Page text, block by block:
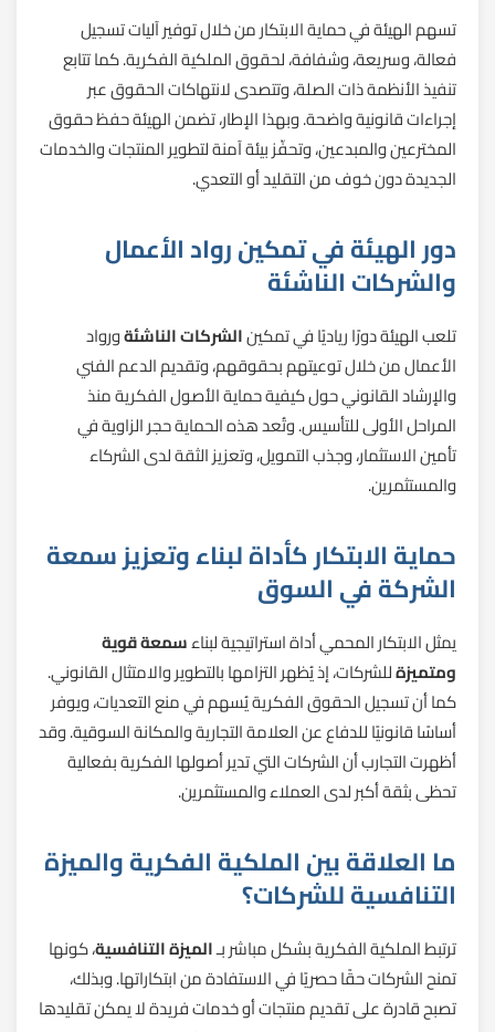
تسهم الهيئة في حماية الابتكار من خلال توفير آليات تسجيل
فعالة، وسريعة، وشفافة، لحقوق الملكية الفكرية. كما تتابع
تنفيذ الأنظمة ذات الصلة، وتتصدى لانتهاكات الحقوق عبر
إجراءات قانونية واضحة. وبهذا الإطار، تضمن الهيئة حفظ حقوق
المخترعين والمبدعين، وتحفّز بيئة آمنة لتطوير المنتجات والخدمات
الجديدة دون خوف من التقليد أو التعدي.
دور الهيئة في تمكين رواد الأعمال
والشركات الناشئة
تلعب الهيئة دورًا رياديًا في تمكينالشركات الناشئةورواد
الأعمال من خلال توعيتهم بحقوقهم، وتقديم الدعم الفني
والإرشاد القانوني حول كيفية حماية الأصول الفكرية منذ
المراحل الأولى للتأسيس. وتُعد هذه الحماية حجر الزاوية في
تأمين الاستثمار، وجذب التمويل، وتعزيز الثقة لدى الشركاء
والمستثمرين.
حماية الابتكار كأداة لبناء وتعزيز سمعة
الشركة في السوق
يمثل الابتكار المحمي أداة استراتيجية لبناءسمعة قوية
ومتميزةللشركات، إذ يُظهر التزامها بالتطوير والامتثال القانوني.
كما أن تسجيل الحقوق الفكرية يُسهم في منع التعديات، ويوفر
أساسًا قانونيًا للدفاع عن العلامة التجارية والمكانة السوقية. وقد
أظهرت التجارب أن الشركات التي تدير أصولها الفكرية بفعالية
تحظى بثقة أكبر لدى العملاء والمستثمرين.
ما العلاقة بين الملكية الفكرية والميزة
التنافسية للشركات؟
ترتبط الملكية الفكرية بشكل مباشر بـالميزة التنافسية، كونها
تمنح الشركات حقًا حصريًا في الاستفادة من ابتكاراتها. وبذلك،
تصبح قادرة على تقديم منتجات أو خدمات فريدة لا يمكن تقليدها